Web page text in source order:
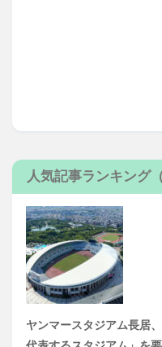
人気記事ランキング
ヤンマースタジアム長居